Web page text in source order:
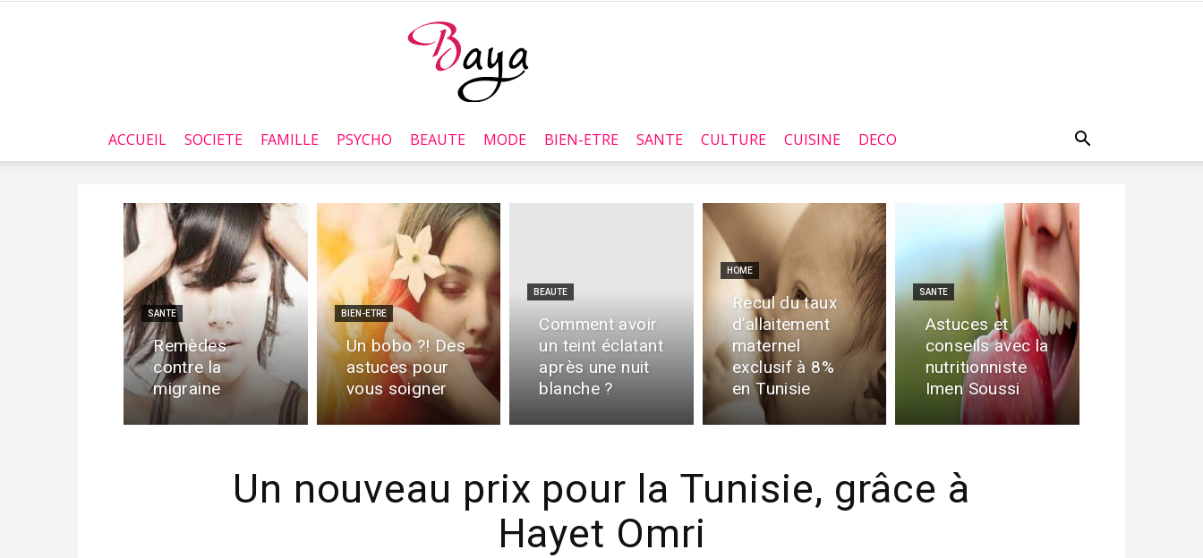
Baya.tn
ACCUEIL SOCIETE FAMILLE PSYCHO BEAUTE MODE BIEN-ETRE SANTE CULTURE CUISINE DECO
SANTE
Remèdes
contre la
migraine
BIEN-ETRE
Un bobo ?! Des
astuces pour
vous soigner
BEAUTE
Comment avoir
un teint éclatant
après une nuit
blanche ?
HOME
Recul du taux
d’allaitement
maternel
exclusif à 8%
en Tunisie
SANTE
Astuces et
conseils avec la
nutritionniste
Imen Soussi
Un nouveau prix pour la Tunisie, grâce à
Hayet Omri